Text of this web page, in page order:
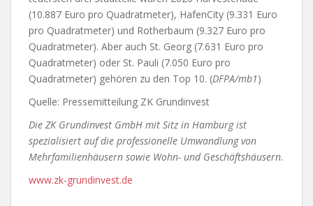
(10.887 Euro pro Quadratmeter), HafenCity (9.331 Euro
pro Quadratmeter) und Rotherbaum (9.327 Euro pro
Quadratmeter). Aber auch St. Georg (7.631 Euro pro
Quadratmeter) oder St. Pauli (7.050 Euro pro
Quadratmeter) gehören zu den Top 10. (DFPA/mb1)
Quelle: Pressemitteilung ZK Grundinvest
Die ZK Grundinvest GmbH mit Sitz in Hamburg ist
spezialisiert auf die professionelle Umwandlung von
Mehrfamilienhäusern sowie Wohn- und Geschäftshäusern.
www.zk-grundinvest.de